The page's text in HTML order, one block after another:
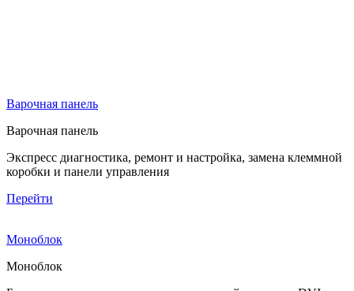
Варочная панель
Варочная панель
Экспресс диагностика, ремонт и настройка, замена клеммной
коробки и панели управления
Перейти
Моноблок
Моноблок